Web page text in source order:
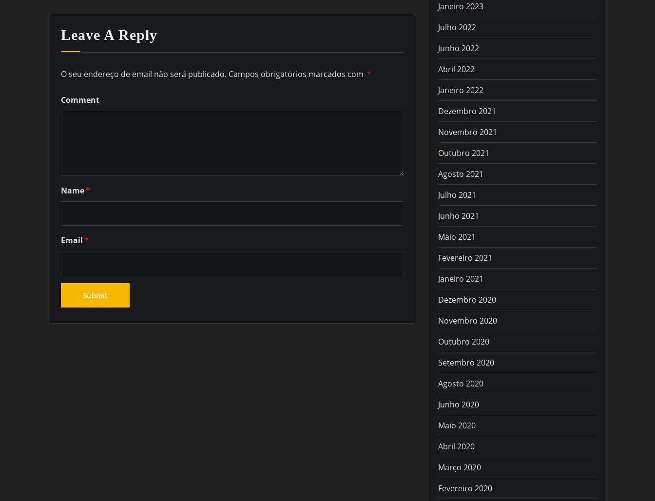
Leave A Reply
O seu endereço de email não será publicado. Campos obrigatórios marcados com *
Comment
Name*
Email*
Janeiro 2023
Julho 2022
Junho 2022
Abril 2022
Janeiro 2022
Dezembro 2021
Novembro 2021
Outubro 2021
Agosto 2021
Julho 2021
Junho 2021
Maio 2021
Fevereiro 2021
Janeiro 2021
Dezembro 2020
Novembro 2020
Outubro 2020
Setembro 2020
Agosto 2020
Junho 2020
Maio 2020
Abril 2020
Março 2020
Fevereiro 2020